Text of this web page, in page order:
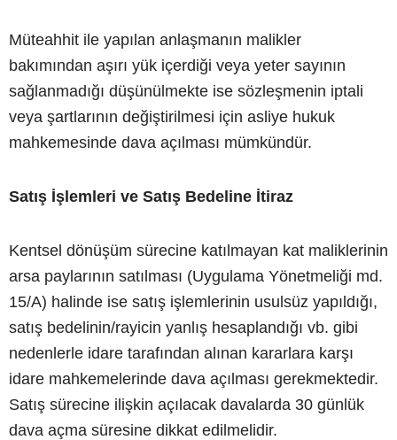
Müteahhit ile yapılan anlaşmanın malikler
bakımından aşırı yük içerdiği veya yeter sayının
sağlanmadığı düşünülmekte ise sözleşmenin iptali
veya şartlarının değiştirilmesi için asliye hukuk
mahkemesinde dava açılması mümkündür.
Satış İşlemleri ve Satış Bedeline İtiraz
Kentsel dönüşüm sürecine katılmayan kat maliklerinin
arsa paylarının satılması (Uygulama Yönetmeliği md.
15/A) halinde ise satış işlemlerinin usulsüz yapıldığı,
satış bedelinin/rayicin yanlış hesaplandığı vb. gibi
nedenlerle idare tarafından alınan kararlara karşı
idare mahkemelerinde dava açılması gerekmektedir.
Satış sürecine ilişkin açılacak davalarda 30 günlük
dava açma süresine dikkat edilmelidir.